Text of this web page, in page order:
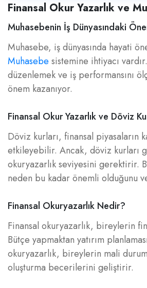
Finansal Okur Yazarlık ve
Muhasebenin İş Dünyasındaki
Muhasebe, iş dünyasında hayati
Muhasebe sistemine ihtiyacı
düzenlemek ve iş performansını
önem kazanıyor.
Finansal Okur Yazarlık ve Döviz
Döviz kurları, finansal
etkileyebilir. Ancak, döviz kurları
okuryazarlık seviyesini gerektirir.
neden bu kadar önemli olduğunu
Finansal Okuryazarlık Nedir?
Finansal okuryazarlık, bireylerin
Bütçe yapmaktan yatırım
okuryazarlık, bireylerin mali
oluşturma becerilerini geliştirir.